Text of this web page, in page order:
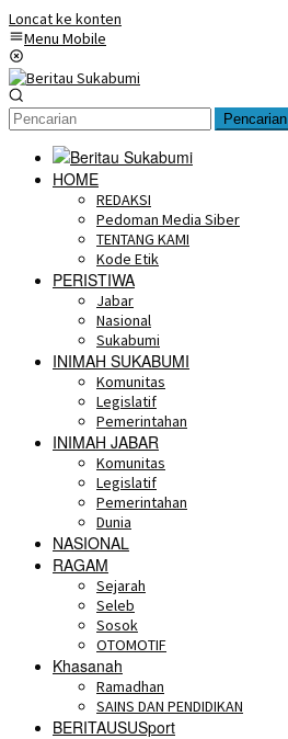
Loncat ke konten
Menu Mobile
Pencarian
HOME
REDAKSI
Pedoman Media Siber
TENTANG KAMI
Kode Etik
PERISTIWA
Jabar
Nasional
Sukabumi
INIMAH SUKABUMI
Komunitas
Legislatif
Pemerintahan
INIMAH JABAR
Komunitas
Legislatif
Pemerintahan
Dunia
NASIONAL
RAGAM
Sejarah
Seleb
Sosok
OTOMOTIF
Khasanah
Ramadhan
SAINS DAN PENDIDIKAN
BERITAUSUSport